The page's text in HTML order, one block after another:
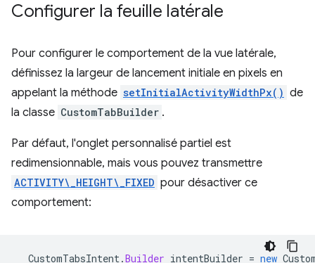
Configurer la feuille latérale
Pour configurer le comportement de la vue latérale,
définissez la largeur de lancement initiale en pixels en
appelant la méthode setInitialActivityWidthPx() de
la classe CustomTabBuilder .
Par défaut, l'onglet personnalisé partiel est
redimensionnable, mais vous pouvez transmettre
ACTIVITY\_HEIGHT\_FIXED pour désactiver ce
comportement:
CustomTabsIntent.Builder intentBuilder = new